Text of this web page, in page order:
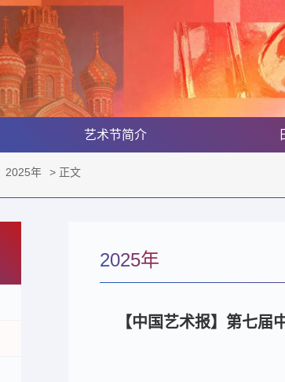
艺术节简介
2025年 > 正文
2025年
【中国艺术报】第七